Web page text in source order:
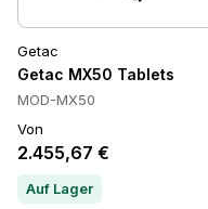
Getac
Getac MX50 Tablets
MOD-MX50
Von
2.455,67 €
Auf Lager